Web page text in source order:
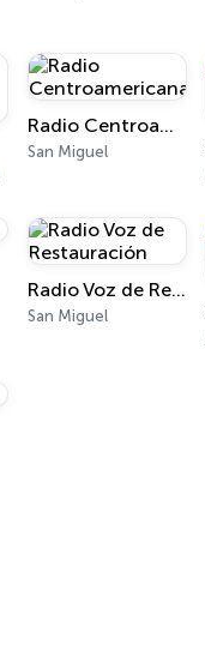
Radio Centroamericana
San Miguel
Radio Voz de Restauración
San Miguel